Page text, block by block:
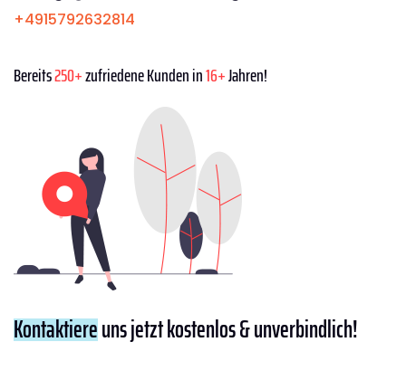
+4915792632814
Bereits250+zufriedene Kunden in16+Jahren!
Kontaktiereuns jetzt kostenlos & unverbindlich!